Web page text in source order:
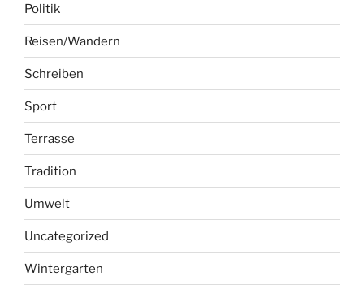
Politik
Reisen/Wandern
Schreiben
Sport
Terrasse
Tradition
Umwelt
Uncategorized
Wintergarten